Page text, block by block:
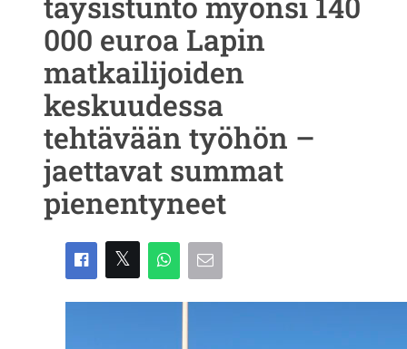
000 euroa Lapin
matkailijoiden
keskuudessa
tehtävään työhön –
jaettavat summat
pienentyneet